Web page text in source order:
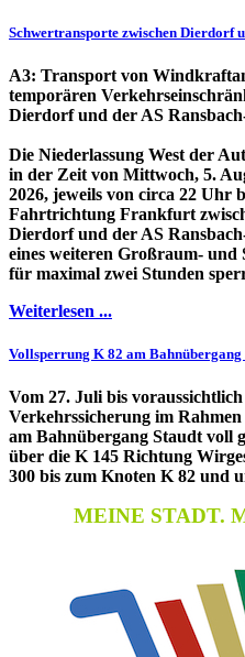
Schwertransporte zwischen Dierdorf
A3: Transport von
temporären
Dierdorf und der AS
Die Niederlassung West der
in der Zeit von Mittwoch, 5.
2026, jeweils von circa 22 Uhr
Fahrtrichtung Frankfurt
Dierdorf und der AS
eines weiteren Großraum-
für maximal zwei Stunden
Weiterlesen ...
Vollsperrung K 82 am Bahnübergang
Vom 27. Juli bis
Verkehrssicherung im
am Bahnübergang Staudt voll
über die K 145 Richtung
300 bis zum Knoten K 82 und
MEINE STADT.